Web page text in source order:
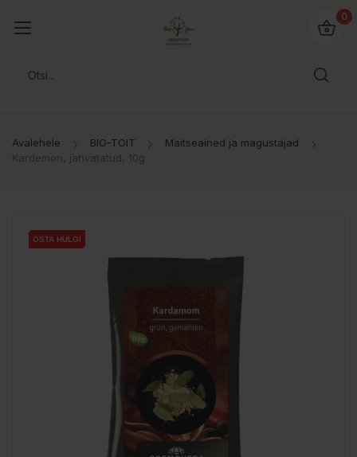
0
Avalehele BIO-TOIT
Maitseained ja magustajad
Kardemon, jahvatatud, 10g
OSTA HULGI
OSTA HULGI